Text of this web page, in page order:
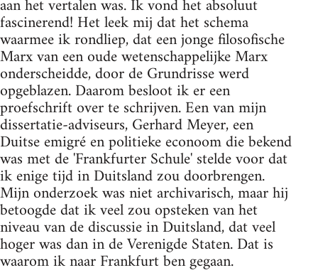
aan het vertalen was. Ik vond het absoluut
fascinerend! Het leek mij dat het schema
waarmee ik rondliep, dat een jonge filosofische
Marx van een oude wetenschappelijke Marx
onderscheidde, door de Grundrisse werd
opgeblazen. Daarom besloot ik er een
proefschrift over te schrijven. Een van mijn
dissertatie-adviseurs, Gerhard Meyer, een
Duitse emigré en politieke econoom die bekend
was met de 'Frankfurter Schule' stelde voor dat
ik enige tijd in Duitsland zou doorbrengen.
Mijn onderzoek was niet archivarisch, maar hij
betoogde dat ik veel zou opsteken van het
niveau van de discussie in Duitsland, dat veel
hoger was dan in de Verenigde Staten. Dat is
waarom ik naar Frankfurt ben gegaan.